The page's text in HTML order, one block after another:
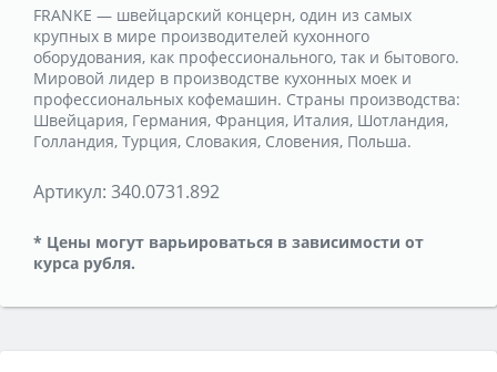
FRANKE — швейцарский концерн, один из самых
крупных в мире производителей кухонного
оборудования, как профессионального, так и бытового.
Мировой лидер в производстве кухонных моек и
профессиональных кофемашин. Страны производства:
Швейцария, Германия, Франция, Италия, Шотландия,
Голландия, Турция, Словакия, Словения, Польша.
Артикул: 340.0731.892
* Цены могут варьироваться в зависимости от
курса рубля.